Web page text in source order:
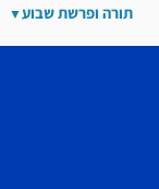
תורה ופרשת שבוע